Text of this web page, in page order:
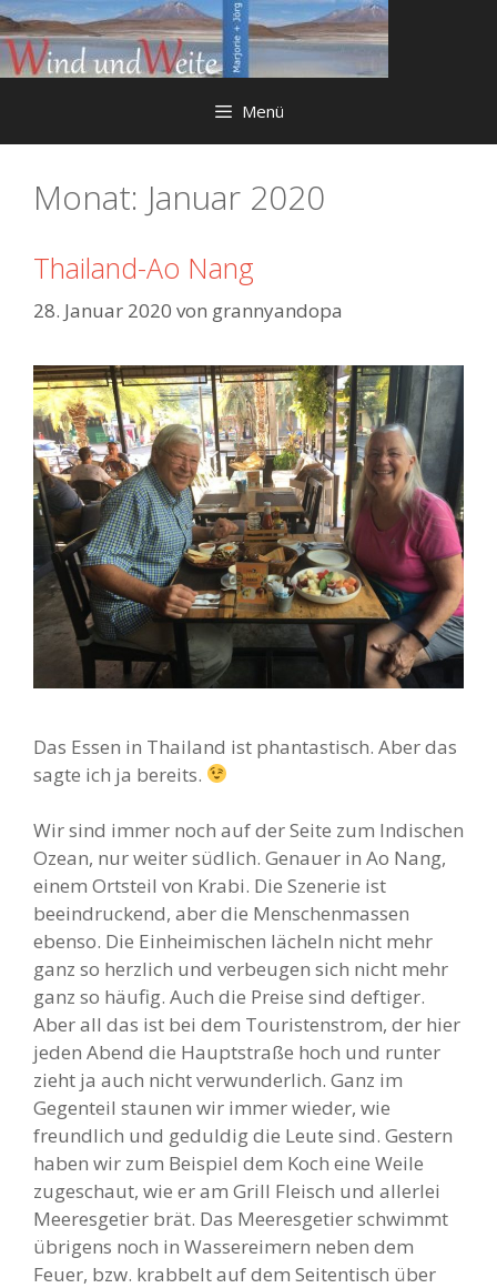
Springe
zum
Inhalt
Menü
Monat: Januar 2020
Thailand-Ao Nang
28. Januar 2020 von grannyandopa
Das Essen in Thailand ist phantastisch. Aber das
sagte ich ja bereits.
Wir sind immer noch auf der Seite zum Indischen
Ozean, nur weiter südlich. Genauer in Ao Nang,
einem Ortsteil von Krabi. Die Szenerie ist
beeindruckend, aber die Menschenmassen
ebenso. Die Einheimischen lächeln nicht mehr
ganz so herzlich und verbeugen sich nicht mehr
ganz so häufig. Auch die Preise sind deftiger.
Aber all das ist bei dem Touristenstrom, der hier
jeden Abend die Hauptstraße hoch und runter
zieht ja auch nicht verwunderlich. Ganz im
Gegenteil staunen wir immer wieder, wie
freundlich und geduldig die Leute sind. Gestern
haben wir zum Beispiel dem Koch eine Weile
zugeschaut, wie er am Grill Fleisch und allerlei
Meeresgetier brät. Das Meeresgetier schwimmt
übrigens noch in Wassereimern neben dem
Feuer, bzw. krabbelt auf dem Seitentisch über